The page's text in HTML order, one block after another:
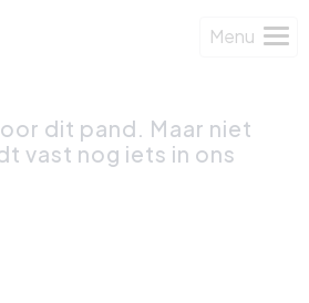
Menu
dit pand. Maar niet
vast nog iets in ons